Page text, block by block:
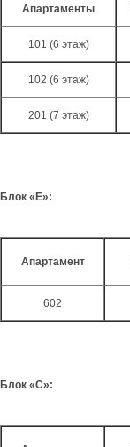
Апартаменты
101 (6 этаж)
102 (6 этаж)
201 (7 этаж)
Блок «Е»:
Апартамент
602
Блок «С»: